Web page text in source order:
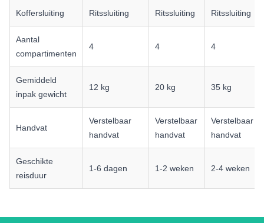
Koffersluiting Ritssluiting Ritssluiting Ritssluiting
Aantal
compartimenten
4 4 4
Gemiddeld
inpak gewicht
12 kg 20 kg 35 kg
Handvat
Verstelbaar
handvat
Verstelbaar
handvat
Verstelbaar
handvat
Geschikte
reisduur
1-6 dagen 1-2 weken 2-4 weken